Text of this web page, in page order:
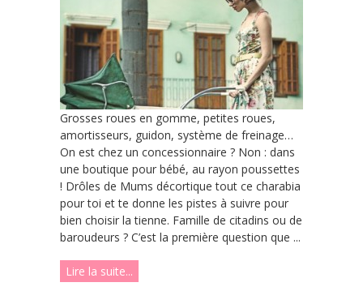
Grosses roues en gomme, petites roues,
amortisseurs, guidon, système de freinage…
On est chez un concessionnaire ? Non : dans
une boutique pour bébé, au rayon poussettes
! Drôles de Mums décortique tout ce charabia
pour toi et te donne les pistes à suivre pour
bien choisir la tienne. Famille de citadins ou de
baroudeurs ? C’est la première question que ...
Lire la suite...